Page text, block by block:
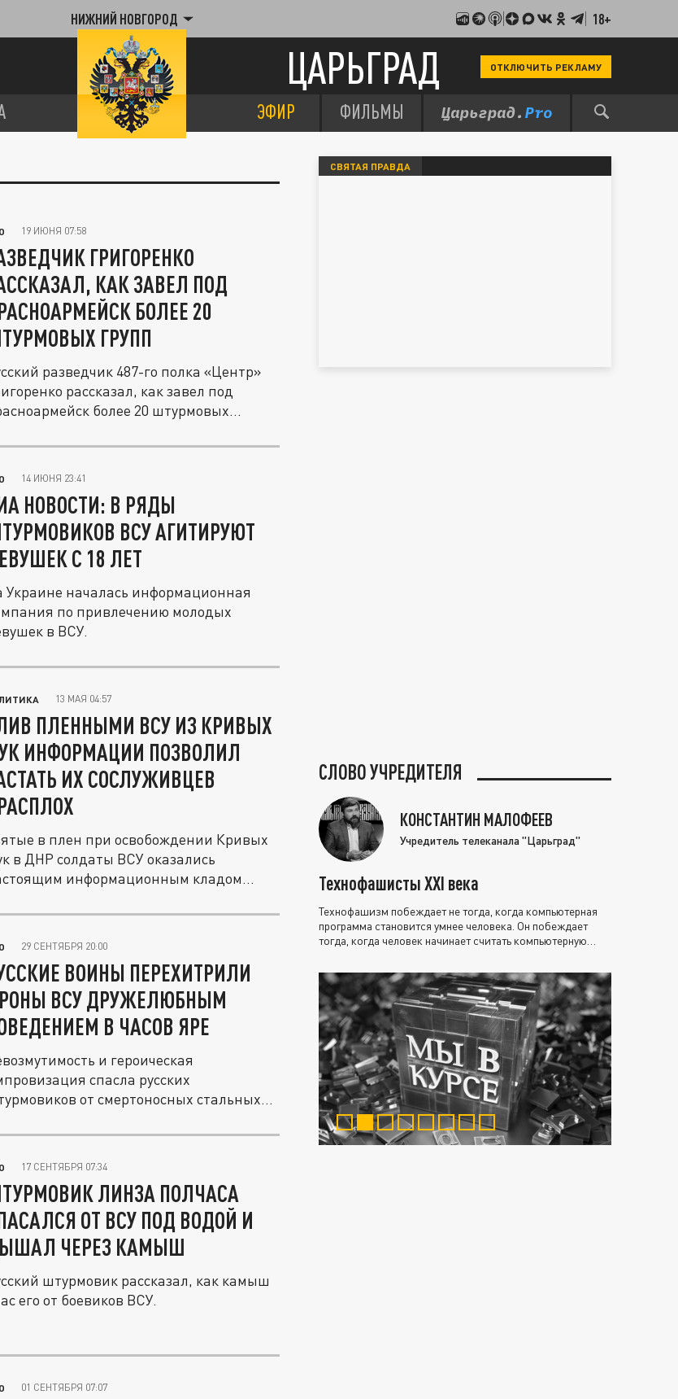
НИЖНИЙ НОВГОРОД 18+
ЦАРЬГРАД ОТКЛЮЧИТЬ РЕКЛАМУ
ЭФИР ФИЛЬМЫ
19 ИЮНЯ 07:58
ГРИГОРЕНКО
КАК ЗАВЕЛ ПОД
БОЛЕЕ 20
ГРУПП
разведчик 487-го полка «Центр»
рассказал, как завел под
более 20 штурмовых...
14 ИЮНЯ 23:41
НОВОСТИ: В РЯДЫ
ВСУ АГИТИРУЮТ
С 18 ЛЕТ
Украине началась информационная
по привлечению молодых
в ВСУ.
13 МАЯ 04:57
ПЛЕННЫМИ ВСУ ИЗ КРИВЫХ
ИНФОРМАЦИИ ПОЗВОЛИЛ
ИХ СОСЛУЖИВЦЕВ
в плен при освобождении Кривых
в ДНР солдаты ВСУ оказались
информационным кладом
29 СЕНТЯБРЯ 20:00
ВОИНЫ ПЕРЕХИТРИЛИ
ВСУ ДРУЖЕЛЮБНЫМ
В ЧАСОВ ЯРЕ
и героическая
спасла русских
от смертоносных стальных
17 СЕНТЯБРЯ 07:34
ЛИНЗА ПОЛЧАСА
ОТ ВСУ ПОД ВОДОЙ И
ЧЕРЕЗ КАМЫШ
штурмовик рассказал, как камыш
его от боевиков ВСУ.
01 СЕНТЯБРЯ 07:07
СВЯТАЯ ПРАВДА
СЛОВО УЧРЕДИТЕЛЯ
КОНСТАНТИН МАЛОФЕЕВ
Учредитель телеканала "Царьград"
Технофашисты XXI века
Технофашизм побеждает не тогда, когда компьютерная
программа становится умнее человека. Он побеждает
тогда, когда человек начинает считать компьютерную